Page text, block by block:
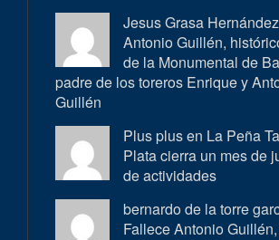
Jesus Grasa
Antonio Guillén,
de la Monumental de
padre de los toreros Enrique y
Guillén
Plus plus en La Peña
Plata cierra un mes de
de actividades
bernardo de la torre
Fallece Antonio